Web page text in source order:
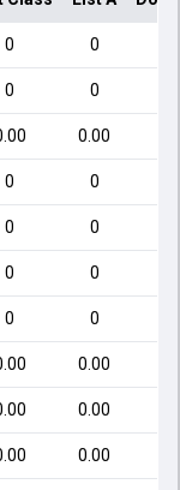
0 0
0 0
0.00
0 0
0 0
0 0
0 0
0.00
0.00
0.00